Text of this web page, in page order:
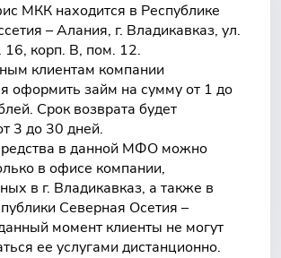
МКК находится в Республике
– Алания, г. Владикавказ, ул.
16, корп. В, пом. 12.
клиентам компании
оформить займ на сумму от 1 до
Срок возврата будет
3 до 30 дней.
в данной МФО можно
в офисе компании,
в г. Владикавказ, а также в
Северная Осетия –
момент клиенты не могут
ее услугами дистанционно.